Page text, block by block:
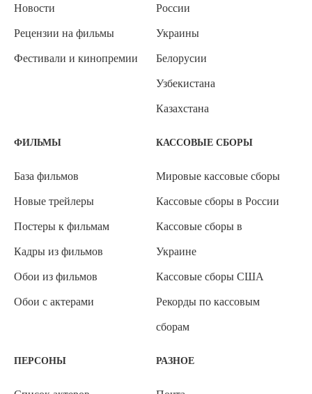
Новости
Рецензии на фильмы
Фестивали и кинопремии
России
Украины
Белорусии
Узбекистана
Казахстана
ФИЛЬМЫ
База фильмов
Новые трейлеры
Постеры к фильмам
Кадры из фильмов
Обои из фильмов
Обои с актерами
КАССОВЫЕ СБОРЫ
Мировые кассовые сборы
Кассовые сборы в России
Кассовые сборы в
Украине
Кассовые сборы США
Рекорды по кассовым
сборам
ПЕРСОНЫ РАЗНОЕ